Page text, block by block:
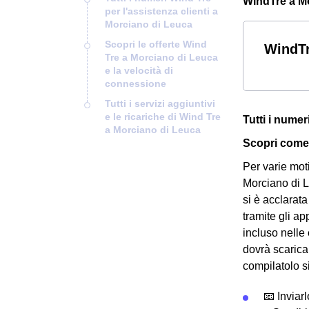
per l'assistenza clienti a
Morciano di Leuca
Scopri le offerte Wind
Tre a Morciano di Leuca
e la velocità di
connessione
Tutti i servizi aggiuntivi
e le ricariche di Wind Tre
a Morciano di Leuca
Tutti i
Scopri
Per varie
Morciano di
si è
tramite gli
incluso nelle
dovrà
compilatolo
📧